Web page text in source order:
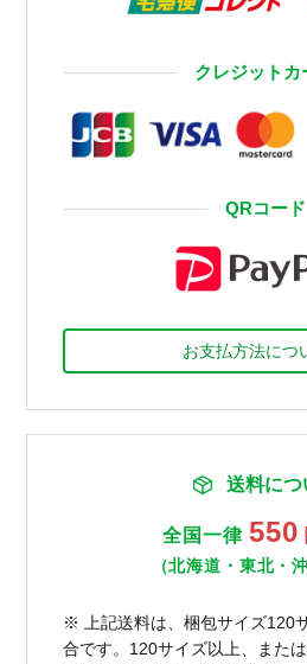
クレジットカ
QRコード
お支払方法につ
送料につ
全国一律 550
（北海道・東北・
※ 上記送料は、梱包サイズ120
合です。120サイズ以上、また